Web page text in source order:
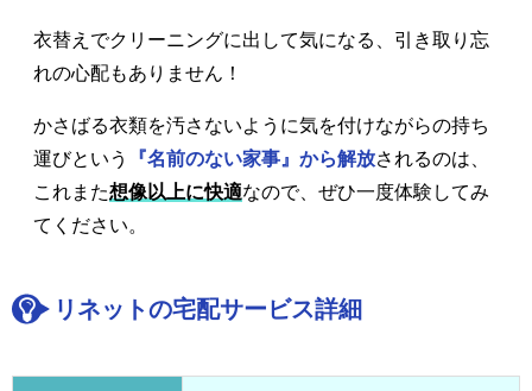
衣替えでクリーニングに出して気になる、引き取り忘
れの心配もありません！
かさばる衣類を汚さないように気を付けながらの持ち
運びという
『名前のない家事』から解放されるのは、
これまた想像以上に快適なので、ぜひ一度体験してみ
てください。
リネットの宅配サービス詳細